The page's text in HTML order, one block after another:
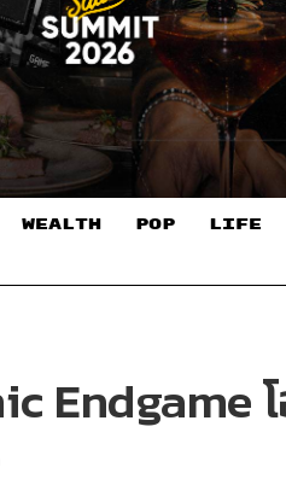
WEALTH POP LIFE
Endgame